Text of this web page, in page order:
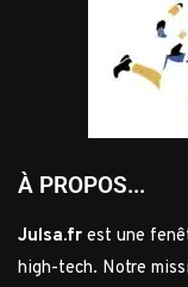
À PROPOS...
Julsa.fr est une
high-tech. Notre